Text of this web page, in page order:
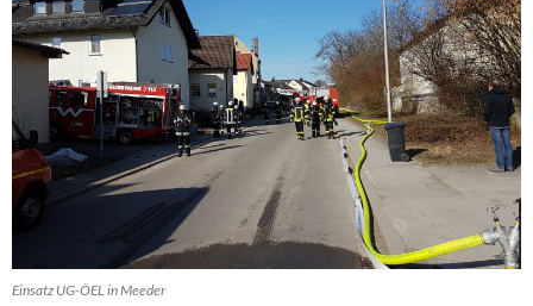
Einsatz UG-ÖEL in Meeder